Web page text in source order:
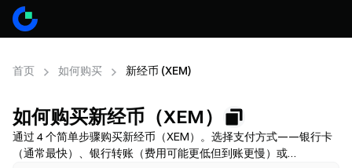
首页 如何购买 新经币 (XEM)
如何购买新经币（XEM）
通过 4 个简单步骤购买新经币（XEM）。选择支付方式——银行卡
（通常最快）、银行转账（费用可能更低但到账更慢）或